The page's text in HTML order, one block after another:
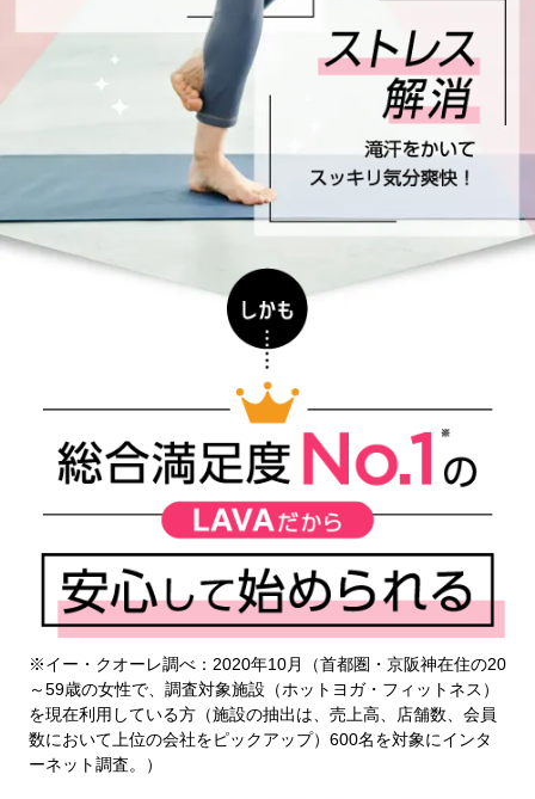
※イー・クオーレ調べ：2020年10月（首都圏・京阪神在住の20
～59歳の女性で、調査対象施設（ホットヨガ・フィットネス）
を現在利用している方（施設の抽出は、売上高、店舗数、会員
数において上位の会社をピックアップ）600名を対象にインタ
ーネット調査。）